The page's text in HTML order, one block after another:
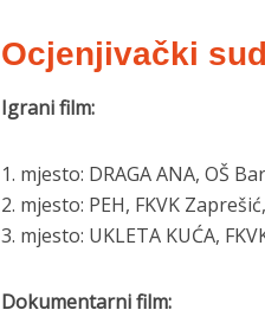
Ocjenjivački
Igrani film:
1. mjesto: DRAGA ANA, OŠ
2. mjesto: PEH, FKVK
3. mjesto: UKLETA KUĆA,
Dokumentarni film: